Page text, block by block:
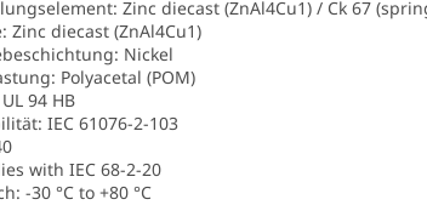
Zinc diecast (ZnAl4Cu1) / Ck 67
Zinc diecast (ZnAl4Cu1)
Nickel
Polyacetal (POM)
94 HB
IEC 61076-2-103
with IEC 68-2-20
-30 °C to +80 °C